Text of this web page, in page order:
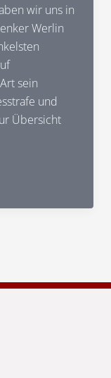
wir uns in
Werlin
sein
und
Übersicht